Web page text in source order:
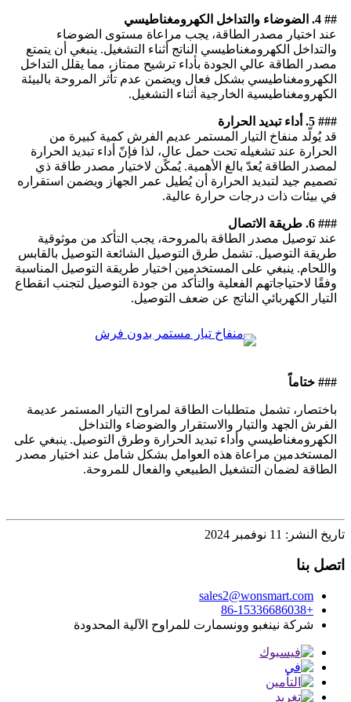
## 4. الضوضاء والتداخل الكهرومغناطيسي
عند اختيار مصدر الطاقة، يجب مراعاة مستوى الضوضاء
والتداخل الكهرومغناطيسي الناتج أثناء التشغيل. ينبغي أن يتمتع
مصدر الطاقة عالي الجودة بأداء ترشيح ممتاز، مما يقلل التداخل
الكهرومغناطيسي بشكل فعال ويضمن عدم تأثر المروحة بالبيئة
الكهرومغناطيسية الخارجية أثناء التشغيل.
### 5. أداء تبديد الحرارة
قد يُولّد منفاخ التيار المستمر عديم الفرش كمية كبيرة من
الحرارة عند تشغيله تحت حمل عالٍ، لذا فإنّ أداء تبديد الحرارة
لمصدر الطاقة يُعدّ بالغ الأهمية. يُمكن لاختيار مصدر طاقة ذي
تصميم جيد لتبديد الحرارة أن يُطيل عمر الجهاز ويضمن استقراره
في بيئات ذات درجات حرارة عالية.
### 6. طريقة الاتصال
عند توصيل مصدر الطاقة بالمروحة، يجب التأكد من موثوقية
طريقة التوصيل. تشمل طرق التوصيل الشائعة التوصيل بالقابس
واللحام. ينبغي على المستخدمين اختيار طريقة التوصيل المناسبة
وفقًا لاحتياجاتهم الفعلية والتأكد من جودة التوصيل لتجنب انقطاع
التيار الكهربائي الناتج عن ضعف التوصيل.
### ختاماً
باختصار، تشمل متطلبات الطاقة لمراوح التيار المستمر عديمة
الفرش الجهد والتيار والاستقرار والضوضاء والتداخل
الكهرومغناطيسي وأداء تبديد الحرارة وطرق التوصيل. ينبغي على
المستخدمين مراعاة هذه العوامل بشكل شامل عند اختيار مصدر
الطاقة لضمان التشغيل الطبيعي والفعال للمروحة.
تاريخ النشر: 11 نوفمبر 2024
اتصل بنا
sales2@wonsmart.com
+86-15336686038
شركة نينغبو وونسمارت للمراوح الآلية المحدودة